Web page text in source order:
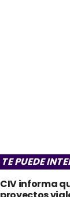
TE PUEDE
CIV informa